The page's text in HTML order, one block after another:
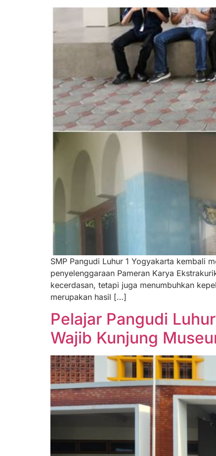
SMP Pangudi Luhur 1 Yogyakarta kembali
penyelenggaraan Pameran Karya
kecerdasan, tetapi juga menumbuhkan
merupakan hasil […]
Pelajar Pangudi
Wajib Kunjung